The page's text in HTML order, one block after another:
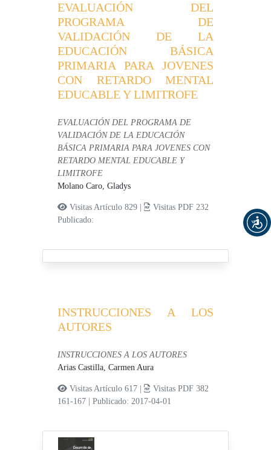
EVALUACIÓN DEL
PROGRAMA DE
VALIDACIÓN DE LA
EDUCACIÓN BÁSICA
PRIMARIA PARA JOVENES
CON RETARDO MENTAL
EDUCABLE Y LIMITROFE
EVALUACIÓN DEL PROGRAMA DE
VALIDACIÓN DE LA EDUCACIÓN
BÁSICA PRIMARIA PARA JOVENES CON
RETARDO MENTAL EDUCABLE Y
LIMITROFE
Molano Caro, Gladys
Visitas Artículo 829 |
Visitas PDF 232
Publicado:
INSTRUCCIONES A LOS
AUTORES
INSTRUCCIONES A LOS AUTORES
Arias Castilla, Carmen Aura
Visitas Artículo 617 |
Visitas PDF 382
161-167
|Publicado: 2017-04-01